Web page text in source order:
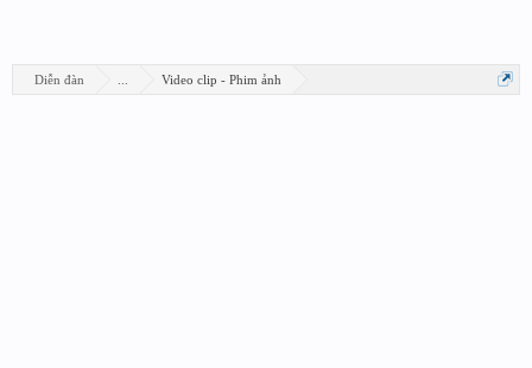
Diễn đàn Video clip - Phim ảnh